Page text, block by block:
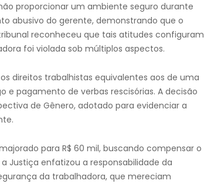
proporcionar um ambiente seguro durante
abusivo do gerente, demonstrando que o
reconheceu que tais atitudes configuram
foi violada sob múltiplos aspectos.
direitos trabalhistas equivalentes aos de uma
e pagamento de verbas rescisórias. A decisão
de Gênero, adotado para evidenciar a
para R$ 60 mil, buscando compensar o
Justiça enfatizou a responsabilidade da
da trabalhadora, que mereciam